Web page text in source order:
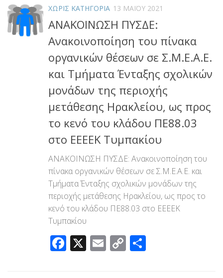
ΧΩΡΊΣ ΚΑΤΗΓΟΡΊΑ 13 ΜΑΪ́ΟΥ 2021
ΑΝΑΚΟΙΝΩΣΗ ΠΥΣΔΕ:
Ανακοινοποίηση του πίνακα
οργανικών θέσεων σε Σ.Μ.Ε.Α.Ε.
και Τμήματα Ένταξης σχολικών
μονάδων της περιοχής
μετάθεσης Ηρακλείου, ως προς
το κενό του κλάδου ΠΕ88.03
στο ΕΕΕΕΚ Τυμπακίου
ΑΝΑΚΟΙΝΩΣΗ ΠΥΣΔΕ: Ανακοινοποίηση του
πίνακα οργανικών θέσεων σε Σ.Μ.Ε.Α.Ε. και
Τμήματα Ένταξης σχολικών μονάδων της
περιοχής μετάθεσης Ηρακλείου, ως προς το
κενό του κλάδου ΠΕ88.03 στο ΕΕΕΕΚ
Τυμπακίου
Facebook
X Email
Copy